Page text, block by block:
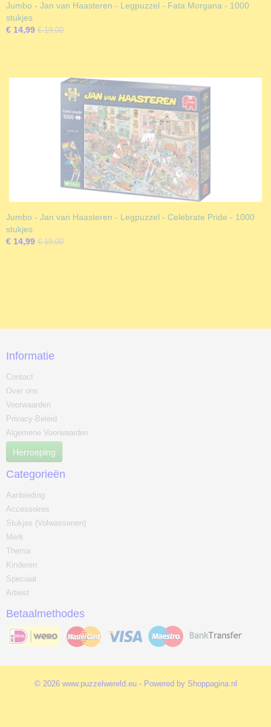
Jumbo - Jan van Haasteren - Legpuzzel - Fata Morgana - 1000
stukjes
€ 14,99 € 19,00
Jumbo - Jan van Haasteren - Legpuzzel - Celebrate Pride - 1000
stukjes
€ 14,99 € 19,00
Informatie
Contact
Over ons
Voorwaarden
Privacy-Beleid
Algemene Voorwaarden
Herroeping
Categorieën
Aanbieding
Accessoires
Stukjes (Volwassenen)
Merk
Thema
Kinderen
Speciaal
Artiest
Betaalmethodes
© 2026 www.puzzelwereld.eu - Powered by Shoppagina.nl